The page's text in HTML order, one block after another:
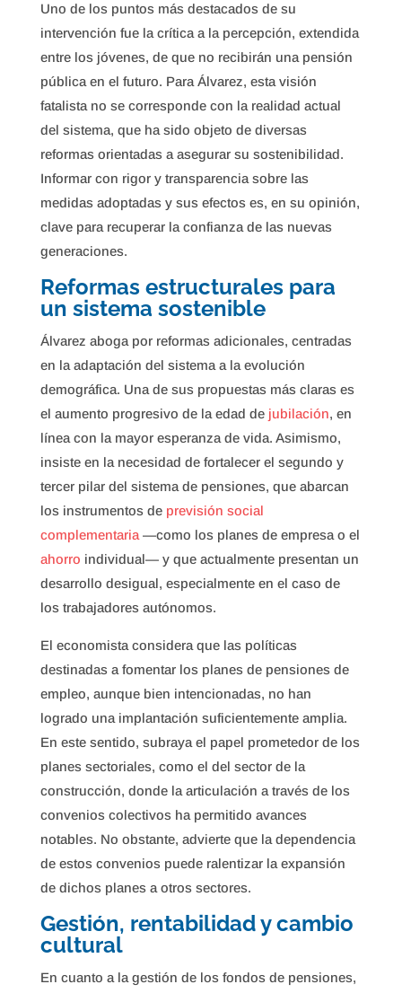
Uno de los puntos más destacados de su
intervención fue la crítica a la percepción, extendida
entre los jóvenes, de que no recibirán una pensión
pública en el futuro. Para Álvarez, esta visión
fatalista no se corresponde con la realidad actual
del sistema, que ha sido objeto de diversas
reformas orientadas a asegurar su sostenibilidad.
Informar con rigor y transparencia sobre las
medidas adoptadas y sus efectos es, en su opinión,
clave para recuperar la confianza de las nuevas
generaciones.
Reformas estructurales para
un sistema sostenible
Álvarez aboga por reformas adicionales, centradas
en la adaptación del sistema a la evolución
demográfica. Una de sus propuestas más claras es
el aumento progresivo de la edad de jubilación, en
línea con la mayor esperanza de vida. Asimismo,
insiste en la necesidad de fortalecer el segundo y
tercer pilar del sistema de pensiones, que abarcan
los instrumentos de previsión social
complementaria—como los planes de empresa o el
ahorro individual— y que actualmente presentan un
desarrollo desigual, especialmente en el caso de
los trabajadores autónomos.
El economista considera que las políticas
destinadas a fomentar los planes de pensiones de
empleo, aunque bien intencionadas, no han
logrado una implantación suficientemente amplia.
En este sentido, subraya el papel prometedor de los
planes sectoriales, como el del sector de la
construcción, donde la articulación a través de los
convenios colectivos ha permitido avances
notables. No obstante, advierte que la dependencia
de estos convenios puede ralentizar la expansión
de dichos planes a otros sectores.
Gestión, rentabilidad y cambio
cultural
En cuanto a la gestión de los fondos de pensiones,